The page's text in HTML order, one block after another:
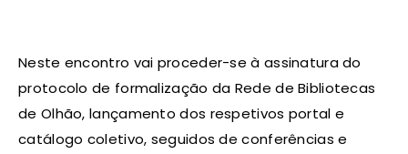
Neste encontro vai proceder-se à assinatura do
protocolo de formalização da Rede de Bibliotecas
de Olhão, lançamento dos respetivos portal e
catálogo coletivo, seguidos de conferências e